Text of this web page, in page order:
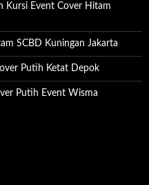
Kursi Event Cover Hitam
SCBD Kuningan Jakarta
Putih Ketat Depok
Putih Event Wisma